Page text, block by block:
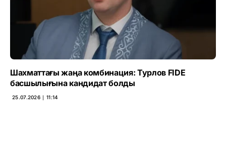
Шахматтағы жаңа комбинация: Турлов FIDE
басшылығына кандидат болды
25.07.2026 ∣ 11:14